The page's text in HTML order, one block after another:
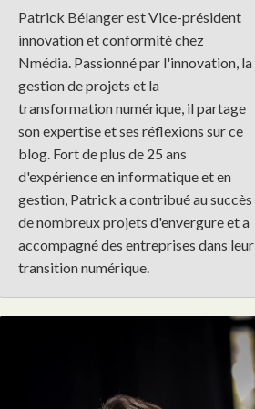
Patrick Bélanger est Vice-président
innovation et conformité chez
Nmédia. Passionné par l'innovation, la
gestion de projets et la
transformation numérique, il partage
son expertise et ses réflexions sur ce
blog. Fort de plus de 25 ans
d'expérience en informatique et en
gestion, Patrick a contribué au succès
de nombreux projets d'envergure et a
accompagné des entreprises dans leur
transition numérique.